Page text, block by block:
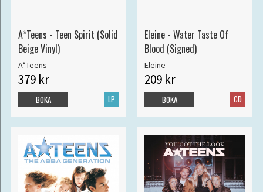
A*Teens - Teen Spirit (Solid
Beige Vinyl)
A*Teens
379 kr
LP
BOKA
Eleine - Water Taste Of
Blood (Signed)
Eleine
209 kr
CD
BOKA